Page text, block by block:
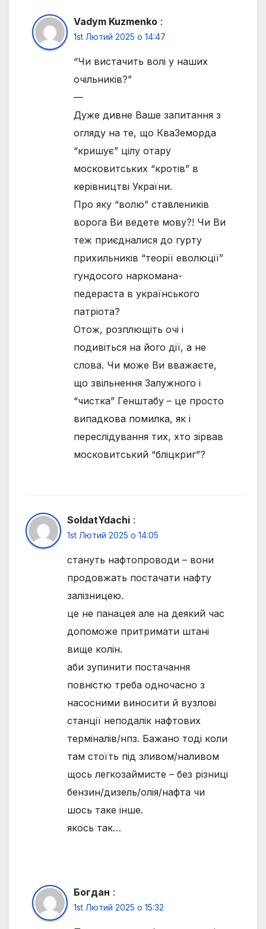
Vadym Kuzmenko :
1st Лютий 2025 о 14:47
“Чи вистачить волі у наших
очільників?”
—
Дуже дивне Ваше запитання з
огляду на те, що КваЗеморда
“кришує” цілу отару
московитських “кротів” в
керівництві України.
Про яку “волю” ставлеників
ворога Ви ведете мову?! Чи Ви
теж приєдналися до гурту
прихильників “теорії еволюції”
гундосого наркомана-
педераста в українського
патріота?
Отож, розплющіть очі і
подивіться на його дії, а не
слова. Чи може Ви вважаєте,
що звільнення Залужного і
“чистка” Генштабу – це просто
випадкова помилка, як і
переслідування тих, хто зірвав
московитський “бліцкриг”?
SoldatYdachi :
1st Лютий 2025 о 14:05
стануть нафтопроводи – вони
продовжать постачати нафту
залізницею.
це не панацея але на деякий час
допоможе притримати штані
вище колін.
аби зупинити постачання
повністю треба одночасно з
насосними виносити й вузлові
станції неподалік нафтових
терміналів/нпз. Бажано тоді коли
там стоїть під зливом/наливом
щось легкозаймисте – без різниці
бензин/дизель/олія/нафта чи
шось таке інше.
якось так…
Богдан :
1st Лютий 2025 о 15:32